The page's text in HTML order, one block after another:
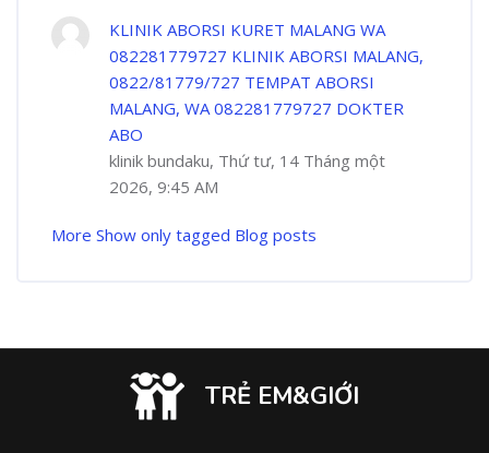
KLINIK ABORSI KURET MALANG WA
082281779727 KLINIK ABORSI MALANG,
0822/81779/727 TEMPAT ABORSI
MALANG, WA 082281779727 DOKTER
ABO
klinik bundaku, Thứ tư, 14 Tháng một
2026, 9:45 AM
More Show only tagged Blog posts
TRẺ EM&GIỚI